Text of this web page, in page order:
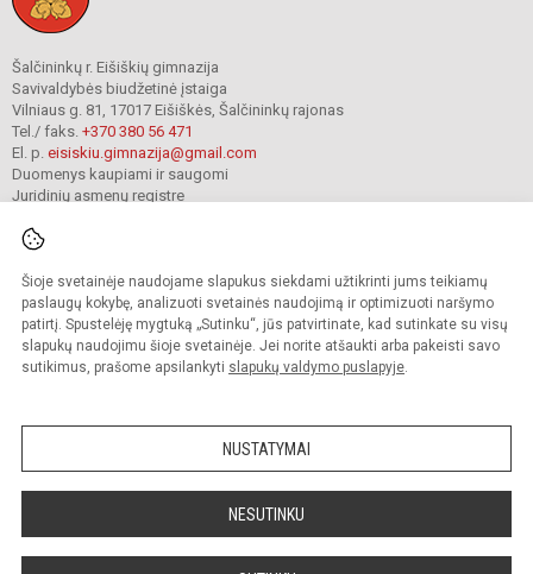
Šioje svetainėje naudojame slapukus siekdami užtikrinti jums teikiamų
paslaugų kokybę, analizuoti svetainės naudojimą ir optimizuoti naršymo
patirtį. Spustelėję mygtuką „Sutinku“, jūs patvirtinate, kad sutinkate su visų
slapukų naudojimu šioje svetainėje. Jei norite atšaukti arba pakeisti savo
sutikimus, prašome apsilankyti slapukų valdymo puslapyje.
NUSTATYMAI
NESUTINKU
Šalčininkų r. Eišiškių gimnazija
Savivaldybės biudžetinė įstaiga
Vilniaus g. 81, 17017 Eišiškės, Šalčininkų rajonas
Tel./ faks. +370 380 56 471
El. p. eisiskiu.gimnazija@gmail.com
Duomenys kaupiami ir saugomi
Juridinių asmenų registre
© 2024. Šalčininkų r. Eišiškių gimnazija. Visos teisės saugomos.
Kopijuoti turinį be raštiško įstaigos administracijos sutikimo griežtai draudžiama.
Prieinamumo paraiška Slapukų valdymas